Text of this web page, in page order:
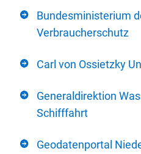
Bundesministerium
Verbraucherschutz
Carl von Ossietzky
Generaldirektion
Schifffahrt
Geodatenportal